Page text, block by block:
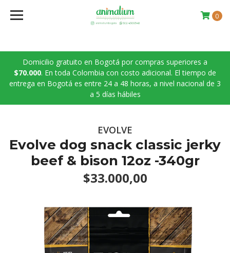
Domicilio gratuito en Bogotá por compras superiores a
$70.000. En toda Colombia con costo adicional. El tiempo de
entrega en Bogotá es entre 24 a 48 horas, a nivel nacional de 3
a 5 días hábiles
0
EVOLVE
Evolve dog snack classic jerky
beef & bison 12oz -340gr
$33.000,00